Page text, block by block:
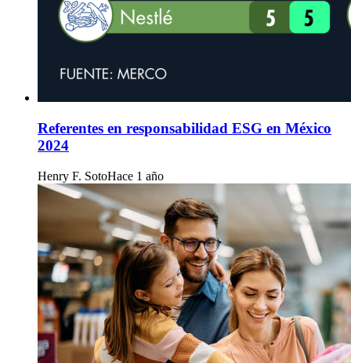
Referentes en responsabilidad ESG en México
2024
Henry F. SotoHace 1 año